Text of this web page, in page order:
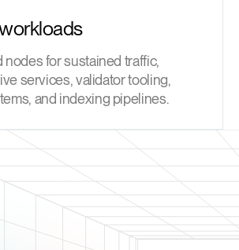
nodes for sustained traffic,
services, validator tooling,
and indexing pipelines.